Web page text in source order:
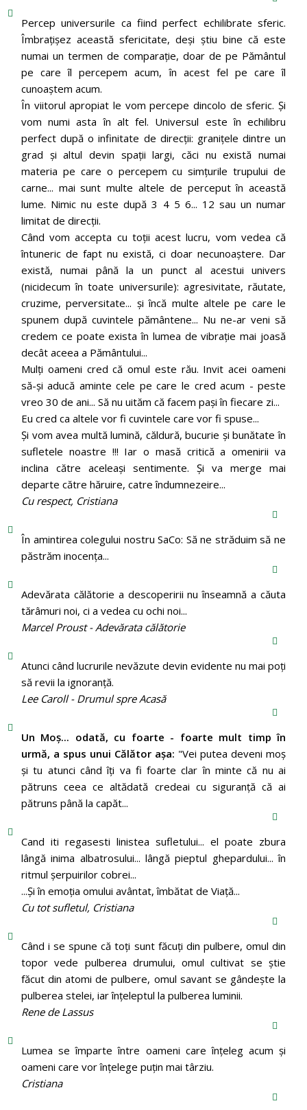
Percep universurile ca fiind perfect echilibrate sferic.
Îmbrațișez această sfericitate, deși știu bine că este
numai un termen de comparație, doar de pe Pământul
pe care îl percepem acum, în acest fel pe care îl
cunoaștem acum.
În viitorul apropiat le vom percepe dincolo de sferic. Și
vom numi asta în alt fel. Universul este în echilibru
perfect după o infinitate de direcții: granițele dintre un
grad și altul devin spații largi, căci nu există numai
materia pe care o percepem cu simțurile trupului de
carne... mai sunt multe altele de perceput în această
lume. Nimic nu este după 3 4 5 6... 12 sau un numar
limitat de direcții.
Când vom accepta cu toții acest lucru, vom vedea că
întuneric de fapt nu există, ci doar necunoaștere. Dar
există, numai până la un punct al acestui univers
(nicidecum în toate universurile): agresivitate, răutate,
cruzime, perversitate... și încă multe altele pe care le
spunem după cuvintele pământene... Nu ne-ar veni să
credem ce poate exista în lumea de vibrație mai joasă
decât aceea a Pământului...
Mulți oameni cred că omul este rău. Invit acei oameni
să-și aducă aminte cele pe care le cred acum - peste
vreo 30 de ani... Să nu uităm că facem pași în fiecare zi...
Eu cred ca altele vor fi cuvintele care vor fi spuse...
Și vom avea multă lumină, căldură, bucurie și bunătate în
sufletele noastre !!! Iar o masă critică a omenirii va
inclina către aceleași sentimente. Și va merge mai
departe către hăruire, catre îndumnezeire...
Cu respect, Cristiana
În amintirea colegului nostru SaCo: Să ne străduim să ne
păstrăm inocenţa...
Adevărata călătorie a descoperirii nu înseamnă a căuta
tărâmuri noi, ci a vedea cu ochi noi...
Marcel Proust - Adevărata călătorie
Atunci când lucrurile nevăzute devin evidente nu mai poți
să revii la ignoranță.
Lee Caroll - Drumul spre Acasă
Un Moş... odată, cu foarte - foarte mult timp în
urmă, a spus unui Călător aşa: "Vei putea deveni moş
şi tu atunci când îţi va fi foarte clar în minte că nu ai
pătruns ceea ce altădată credeai cu siguranţă că ai
pătruns până la capăt...
Cand iti regasesti linistea sufletului... el poate zbura
lângă inima albatrosului... lângă pieptul ghepardului... în
ritmul şerpuirilor cobrei...
...Şi în emoţia omului avântat, îmbătat de Viaţă...
Cu tot sufletul, Cristiana
Când i se spune că toți sunt făcuți din pulbere, omul din
topor vede pulberea drumului, omul cultivat se știe
făcut din atomi de pulbere, omul savant se gândește la
pulberea stelei, iar înțeleptul la pulberea luminii.
Rene de Lassus
Lumea se împarte între oameni care înțeleg acum și
oameni care vor înțelege puțin mai târziu.
Cristiana